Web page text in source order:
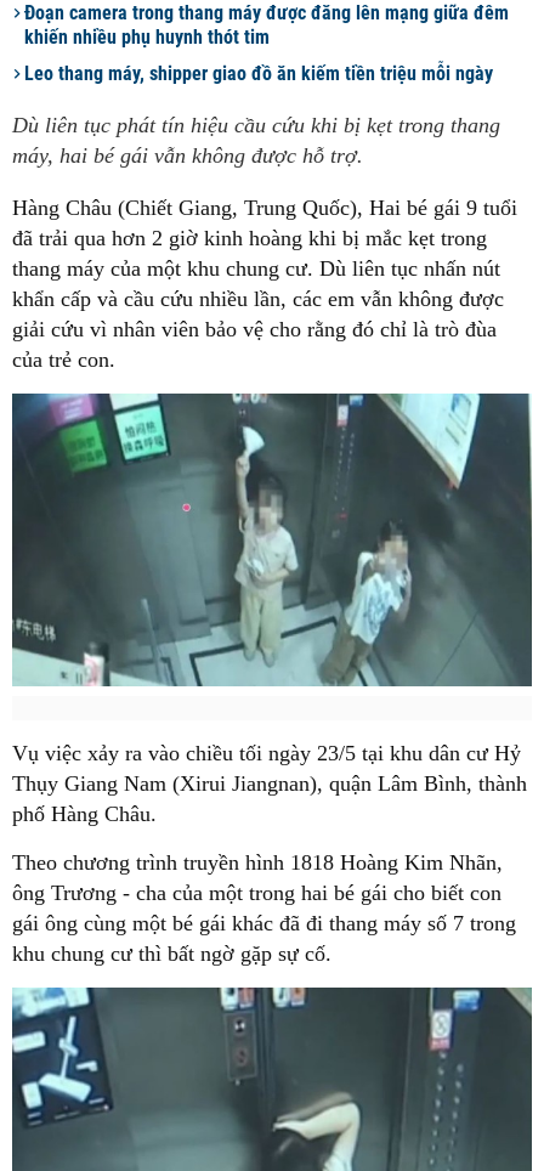
Đoạn camera trong thang máy được đăng lên mạng giữa đêm
khiến nhiều phụ huynh thót tim
Leo thang máy, shipper giao đồ ăn kiếm tiền triệu mỗi ngày
Dù liên tục phát tín hiệu cầu cứu khi bị kẹt trong thang
máy, hai bé gái vẫn không được hỗ trợ.
Hàng Châu (Chiết Giang, Trung Quốc), Hai bé gái 9 tuổi
đã trải qua hơn 2 giờ kinh hoàng khi bị mắc kẹt trong
thang máy của một khu chung cư. Dù liên tục nhấn nút
khẩn cấp và cầu cứu nhiều lần, các em vẫn không được
giải cứu vì nhân viên bảo vệ cho rằng đó chỉ là trò đùa
của trẻ con.
Vụ việc xảy ra vào chiều tối ngày 23/5 tại khu dân cư Hỷ
Thụy Giang Nam (Xirui Jiangnan), quận Lâm Bình, thành
phố Hàng Châu.
Theo chương trình truyền hình 1818 Hoàng Kim Nhãn,
ông Trương - cha của một trong hai bé gái cho biết con
gái ông cùng một bé gái khác đã đi thang máy số 7 trong
khu chung cư thì bất ngờ gặp sự cố.